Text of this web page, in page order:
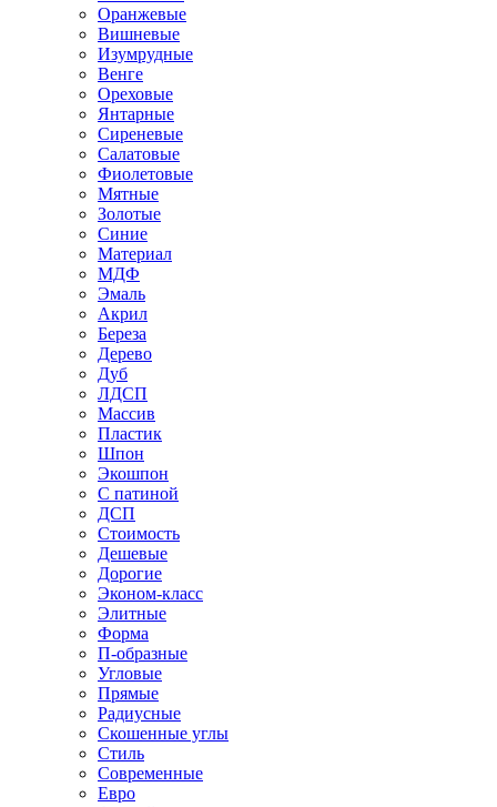
Оранжевые
Вишневые
Изумрудные
Венге
Ореховые
Янтарные
Сиреневые
Салатовые
Фиолетовые
Мятные
Золотые
Синие
Материал
МДФ
Эмаль
Акрил
Береза
Дерево
Дуб
ЛДСП
Массив
Пластик
Шпон
Экошпон
С патиной
ДСП
Стоимость
Дешевые
Дорогие
Эконом-класс
Элитные
Форма
П-образные
Угловые
Прямые
Радиусные
Скошенные углы
Стиль
Современные
Евро